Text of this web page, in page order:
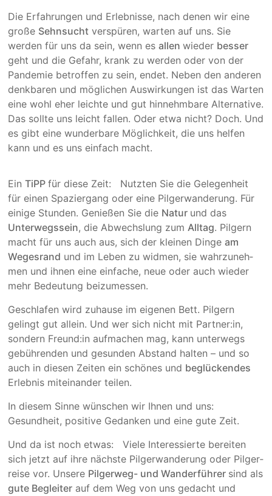
Die Erfah­rungen und Erleb­nisse, nach denen wir eine
große Sehnsucht verspüren, warten auf uns. Sie
werden für uns da sein, wenn esallenwieder besser
geht und die Gefahr, krank zu werden oder von der
Pandemie betrof­fen zu sein, endet. Neben den anderen
denkbaren und mög­lichen Auswir­kungen ist das Warten
eine wohl eher leichte und gut hin­nehm­bare Alter­native.
Das sollte uns leicht fallen. Oder etwa nicht? Doch. Und
es gibt eine wunderbare Möglich­keit, die uns helfen
kann und es uns einfach macht.
EinTiPPfür diese Zeit: Nutzten Sie die Gelegen­heit
für einen Spaziergang oder eine Pilgerwan­derung. Für
einige Stunden. Genießen Sie die Natur und das
Unterwegs­sein, die Abwechs­lung zumAlltag. Pilgern
macht für uns auch aus, sich der kleinen Dingeam
Weges­rand und im Leben zu widmen, sie wahr­zu­neh­
men und ihnen eine einfache, neue oder auch wieder
mehr Bedeu­tung beizu­messen.
Geschlafen wird zuhause im eigenen Bett. Pilgern
gelingt gut allein. Und wer sich nicht mit Partner:in,
son­dern Freund:in aufmachen mag, kann unterwegs
gebüh­renden und gesunden Abstand halten – und so
auch in diesen Zeiten ein schönes und beglückendes
Erlebnis miteinander teilen.
In diesem Sinne wünschen wir Ihnen und uns:
Gesundheit, positive Gedanken und eine gute Zeit.
Und da ist noch etwas: Viele Interessierte bereiten
sich jetzt auf ihre nächste Pilger­­wan­de­rung oder Pilger­
reise vor. Unsere Pilger­weg- und Wander­führer sind als
gute Begleiter auf dem Weg von uns gedacht und